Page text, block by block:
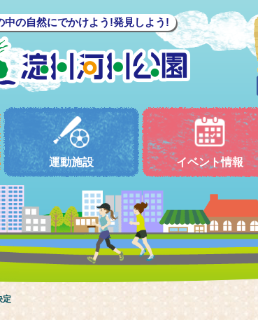
中の自然にでかけよう!発見しよう!
運動施設 イベント情報
定